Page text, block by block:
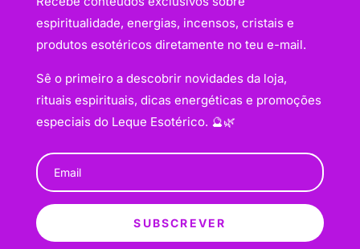
espiritualidade, energias, incensos, cristais e
produtos esotéricos diretamente no teu e-mail.
Sê o primeiro a descobrir novidades da loja,
rituais espirituais, dicas energéticas e promoções
especiais do Leque Esotérico. 🔮🌿
SUBSCREVER